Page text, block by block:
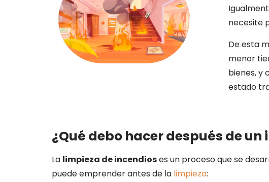
necesite
De esta
menor
bienes, y
estado
¿Qué debo hacer después de un
La limpieza de incendioses un proceso que se
puede emprender antes de la limpieza: